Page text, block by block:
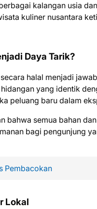
kalangan usia
kuliner nusantara
Daya Tarik?
halal menjadi
yang identik
peluang baru dalam
bahwa semua bahan
bagi pengunjung
Pembacokan
Lokal